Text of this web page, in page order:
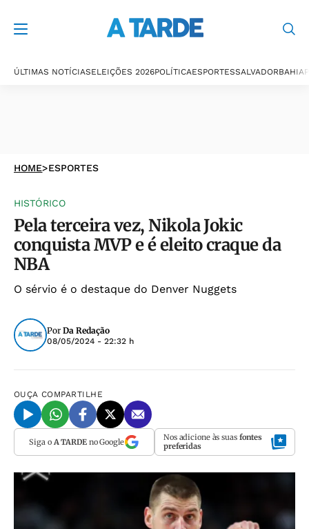
ÚLTIMAS NOTÍCIASELEIÇÕES 2026POLÍTICAESPORTESSALVADORBAHIA
HOME>ESPORTES
HISTÓRICO
Pela terceira vez, Nikola Jokic
conquista MVP e é eleito craque da
NBA
O sérvio é o destaque do Denver Nuggets
Por Da Redação
08/05/2024 - 22:32 h
OUÇA COMPARTILHE
Siga o A TARDEno Google Nos adicione às suas fontes
preferidas